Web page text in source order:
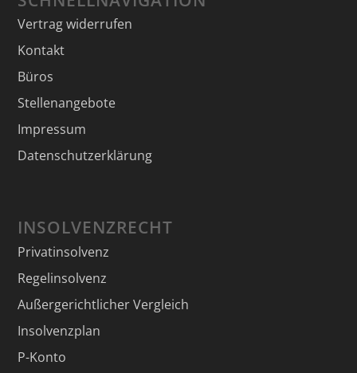
Vertrag widerrufen
Kontakt
Büros
Stellenangebote
Impressum
Datenschutzerklärung
INSOLVENZRECHT
Privatinsolvenz
Regelinsolvenz
Außergerichtlicher Vergleich
Insolvenzplan
P-Konto